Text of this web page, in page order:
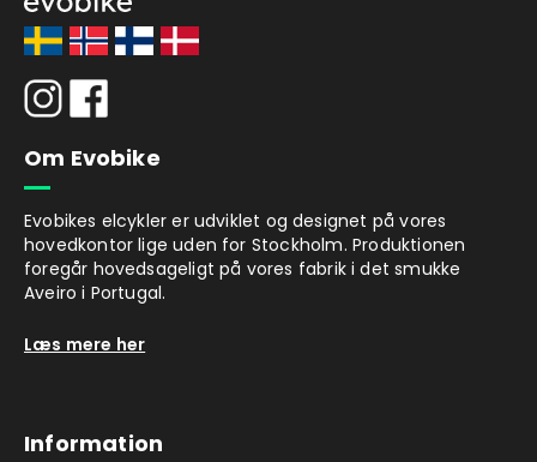
Om Evobike
Evobikes elcykler er udviklet og designet på vores
hovedkontor lige uden for Stockholm. Produktionen
foregår hovedsageligt på vores fabrik i det smukke
Aveiro i Portugal.
Læs mere her
Information